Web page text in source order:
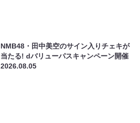
NMB48・田中美空のサイン入りチェキが
当たる! dバリューパスキャンペーン開催
2026.08.05